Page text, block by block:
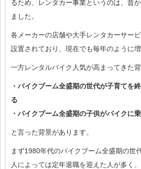
るため、レンタカー事業というのは、昔
ました。
各メーカーの店舗や大手レンタカーサー
設置されており、現在でも毎年のように増
一方レンタルバイク人気が高まってきた背
・バイクブーム全盛期の世代が子育てを
る
・バイクブーム全盛期の子供がバイクに
と言った背景があります。
まず1980年代のバイクブーム全盛期の世
人によっては定年退職を迎えた人が多く